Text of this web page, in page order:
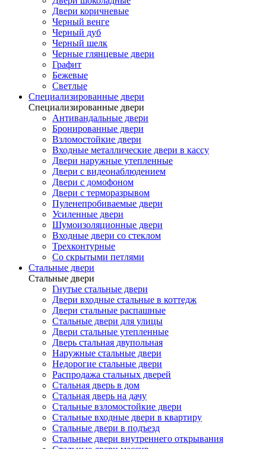
Двери коричневые
Черный венге
Черный дуб
Черный шелк
Черные глянцевые двери
Графит
Бежевые
Светлые
Специализированные двери
Специализированные двери
Антивандальные двери
Бронированные двери
Взломостойкие двери
Входные металлические двери в кассу
Двери наружные утепленные
Двери с видеонаблюдением
Двери с домофоном
Двери с терморазрывом
Пуленепробиваемые двери
Усиленные двери
Шумоизоляционные двери
Входные двери со стеклом
Трехконтурные
Со скрытыми петлями
Стальные двери
Стальные двери
Гнутые стальные двери
Двери входные стальные в коттедж
Двери стальные распашные
Стальные двери для улицы
Двери стальные утепленные
Дверь стальная двупольная
Наружные стальные двери
Недорогие стальные двери
Распродажа стальных дверей
Стальная дверь в дом
Стальная дверь на дачу
Стальные взломостойкие двери
Стальные входные двери в квартиру
Стальные двери в подъезд
Стальные двери внутреннего открывания